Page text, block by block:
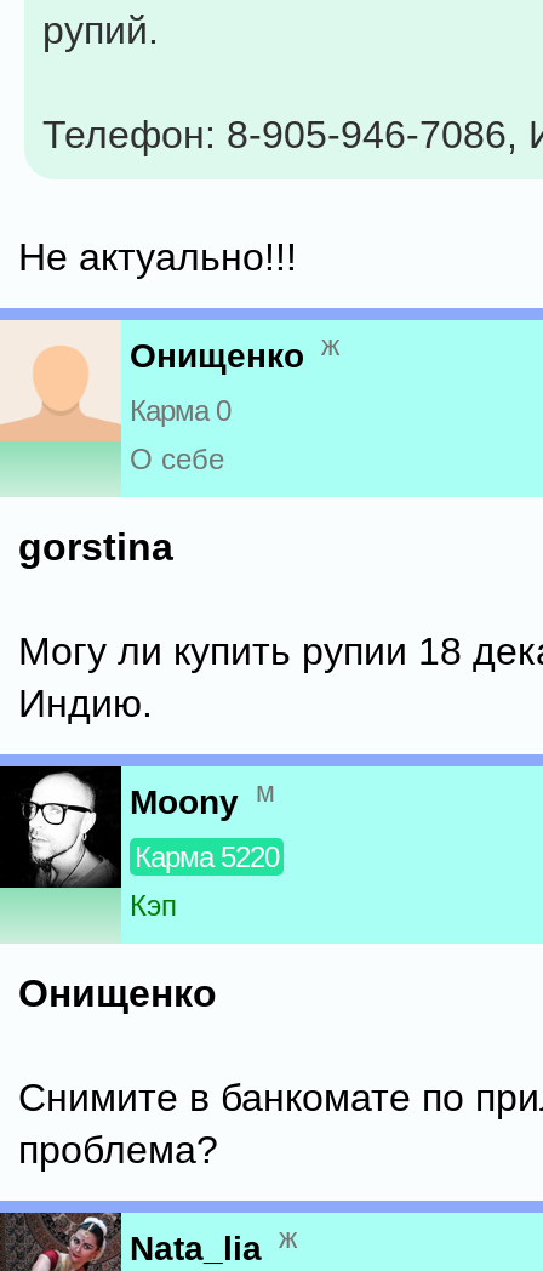
рупий.
Телефон: 8-905-946-7086,
Не актуально!!!
Онищенко ж
Карма 0
О себе
gorstina
Могу ли купить рупии 18
Индию.
Moony м
Карма 5220
Кэп
Онищенко
Снимите в банкомате по
проблема?
Nata_lia ж